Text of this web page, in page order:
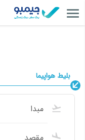
بلیط هواپیما